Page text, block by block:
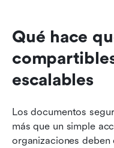
Qué hace
escalables
Los documentos
más que un simple
organizaciones deben